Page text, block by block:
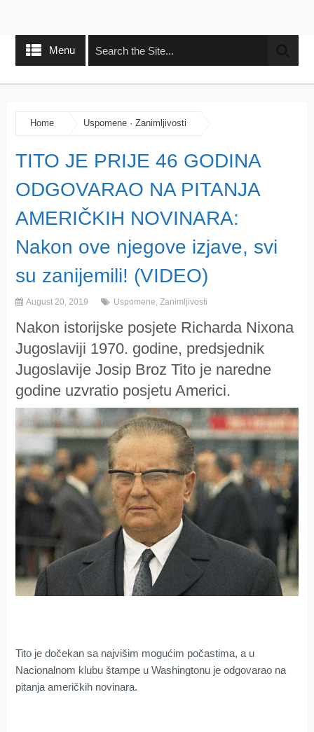
Menu
Home Uspomene· Zanimljivosti
TITO JE PRIJE 46 GODINA
ODGOVARAO NA PITANJA
AMERIČKIH NOVINARA:
Nakon ove njegove izjave, svi
su zanijemili! (VIDEO)
August 20, 2019 Uspomene, Zanimljivosti
Nakon istorijske posjete Richarda Nixona
Jugoslaviji 1970. godine, predsjednik
Jugoslavije Josip Broz Tito je naredne
godine uzvratio posjetu Americi.
Tito je dočekan sa najvišim mogućim počastima, a u
Nacionalnom klubu štampe u Washingtonu je odgovarao na
pitanja američkih novinara.